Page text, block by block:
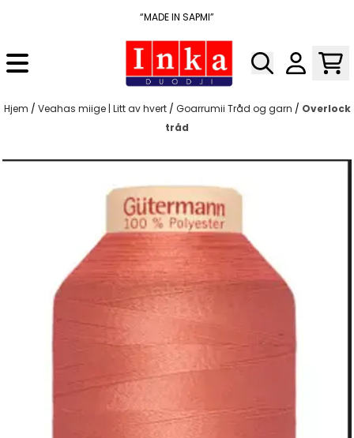
“MADE IN SAPMI”
Hjem / Veahas miige | Litt av hvert / Goarrumii Tråd og garn / Overlock
tråd